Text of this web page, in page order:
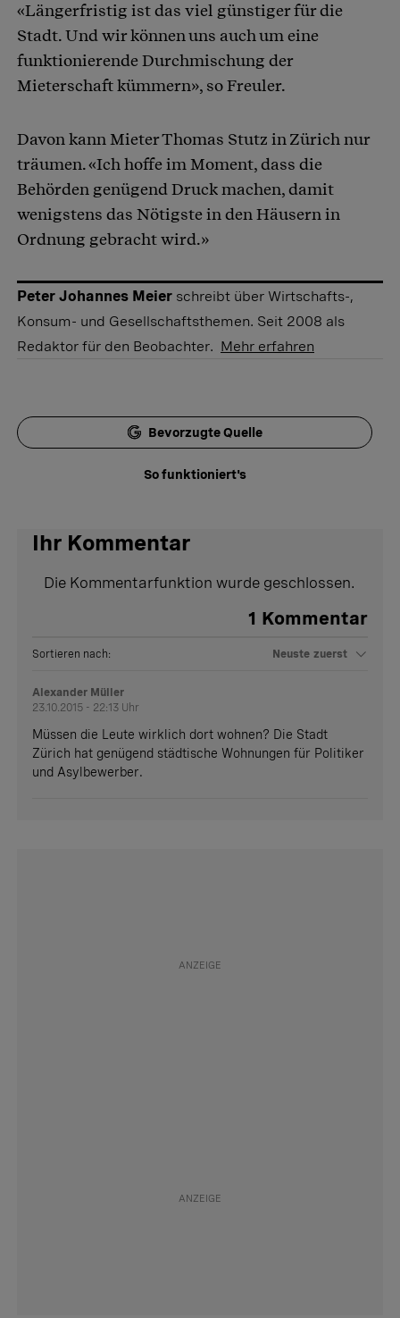
«Längerfristig ist das viel günstiger für die
Stadt. Und wir können uns auch um eine
funktionierende Durchmischung der
Mieterschaft kümmern», so Freuler.
Davon kann Mieter Thomas Stutz in Zürich nur
träumen. «Ich hoffe im Moment, dass die
Behörden genügend Druck machen, damit
wenigstens das Nötigste in den Häusern in
Ordnung gebracht wird.»
Peter Johannes Meier schreibt über Wirtschafts-,
Konsum- und Gesellschaftsthemen. Seit 2008 als
Redaktor für den Beobachter. Mehr erfahren
Bevorzugte Quelle
So funktioniert's
Ihr Kommentar
Die Kommentarfunktion wurde geschlossen.
1 Kommentar
Sortieren nach: Neuste zuerst
Alexander Müller
23.10.2015 - 22:13 Uhr
Müssen die Leute wirklich dort wohnen? Die Stadt
Zürich hat genügend städtische Wohnungen für Politiker
und Asylbewerber.